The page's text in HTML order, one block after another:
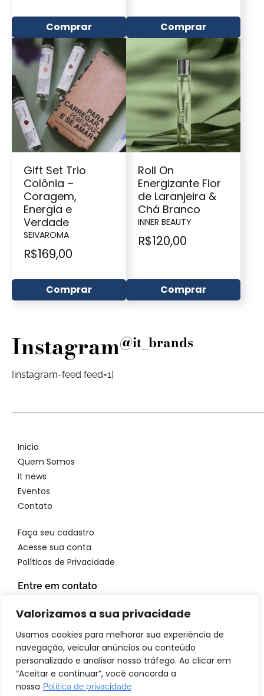
Valorizamos a sua privacidade
Usamos cookies para melhorar sua experiência de
navegação, veicular anúncios ou conteúdo
personalizado e analisar nosso tráfego. Ao clicar em
“Aceitar e continuar”, você concorda a
nossa Política de privacidade
Comprar Comprar
Gift Set Trio
Colônia –
Coragem,
Energia e
Verdade
SEIVAROMA
R$169,00
Comprar
Roll On
Energizante Flor
de Laranjeira &
Chá Branco
INNER BEAUTY
R$120,00
Comprar
Instagram@it_brands
[instagram-feed feed=1]
Inicio
Quem Somos
It news
Eventos
Contato
Faça seu cadastro
Acesse sua conta
Políticas de Privacidade
Entre em contato
Email: atendimento@itbrandsbr.com
© 2025 IT brands - Todos os direitos reservados. SANTA FOSCA
COMERCIO E SERVICOS LTDA CNPJ: 72.944.390/0001-69